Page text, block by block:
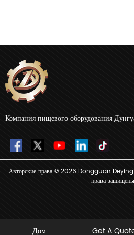
Компания пищевого оборудования
Авторские права © 2026 Dongguan
права
Дом Get A